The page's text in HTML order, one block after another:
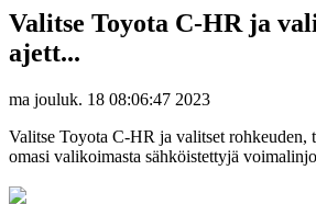
Valitse Toyota C-HR ja
ajett...
ma jouluk. 18 08:06:47 2023
Valitse Toyota C-HR ja valitset rohkeuden,
omasi valikoimasta sähköistettyjä